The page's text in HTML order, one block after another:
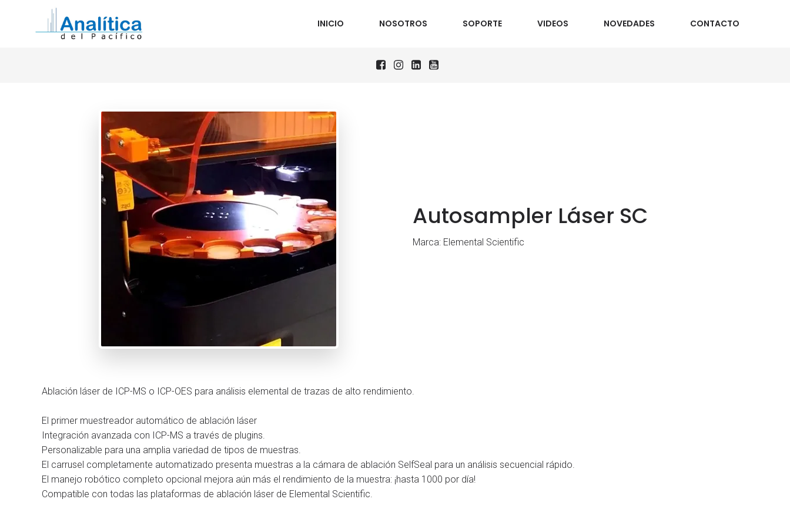
INICIO NOSOTROS SOPORTE VIDEOS NOVEDADES CONTACTO
Autosampler Láser SC
Marca: Elemental Scientific
Ablación láser de ICP-MS o ICP-OES para análisis elemental de trazas de alto rendimiento.
El primer muestreador automático de ablación láser
Integración avanzada con ICP-MS a través de plugins.
Personalizable para una amplia variedad de tipos de muestras.
El carrusel completamente automatizado presenta muestras a la cámara de ablación SelfSeal para un análisis secuencial rápido.
El manejo robótico completo opcional mejora aún más el rendimiento de la muestra: ¡hasta 1000 por día!
Compatible con todas las plataformas de ablación láser de Elemental Scientific.